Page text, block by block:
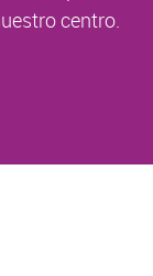
centro.